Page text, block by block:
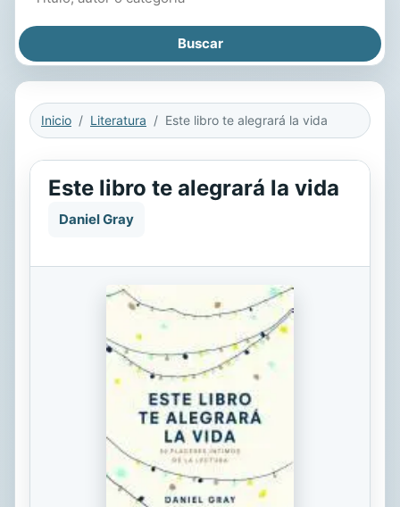
Inicio Literatura Este libro te alegrará la vida
Este libro te alegrará la vida
Daniel Gray